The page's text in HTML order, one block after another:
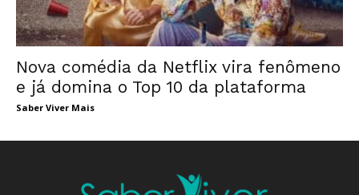
Nova comédia da Netflix vira fenômeno
e já domina o Top 10 da plataforma
Saber Viver Mais